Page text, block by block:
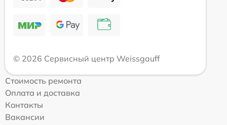
© 2026 Сервисный центр Weissgauff
Стоимость ремонта
Оплата и доставка
Контакты
Вакансии